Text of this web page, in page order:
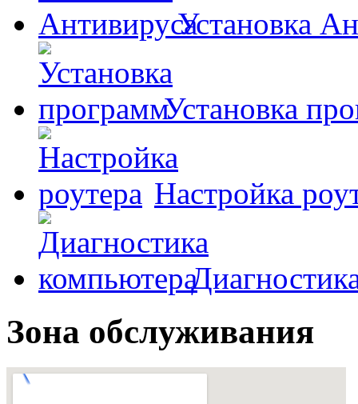
Установка
Установка
Настройка
Зона обслуживания